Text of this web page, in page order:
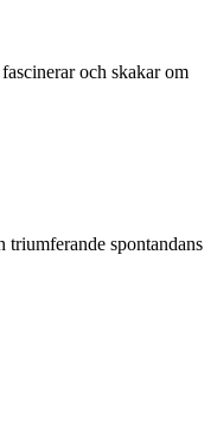
och skakar om
spontandans